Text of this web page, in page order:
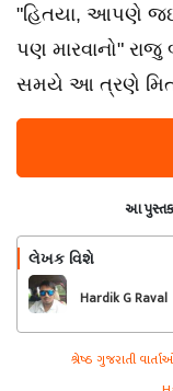
"હિતયા, આપણે
પણ મારવાનો" રાજુ
સમયે આ ત્રણે
આ
લેખક વિશે
Hardik G Raval
શ્રેષ્ઠ ગુજરાતી